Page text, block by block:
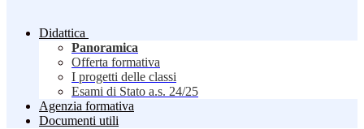
Didattica
Panoramica
Offerta formativa
I progetti delle classi
Esami di Stato a.s. 24/25
Agenzia formativa
Documenti utili